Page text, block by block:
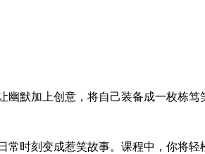
幽默加上创意，将自己装备成一枚栋
时刻变成惹笑故事。课程中，你将轻